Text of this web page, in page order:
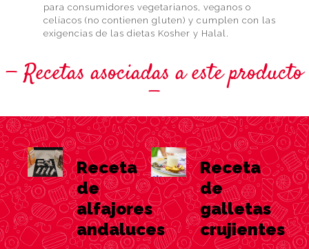
para consumidores vegetarianos, veganos o
celíacos (no contienen gluten) y cumplen con las
exigencias de las dietas Kosher y Halal.
Recetas asociadas a este producto
Receta
de
alfajores
andaluces
Receta
de
galletas
crujientes